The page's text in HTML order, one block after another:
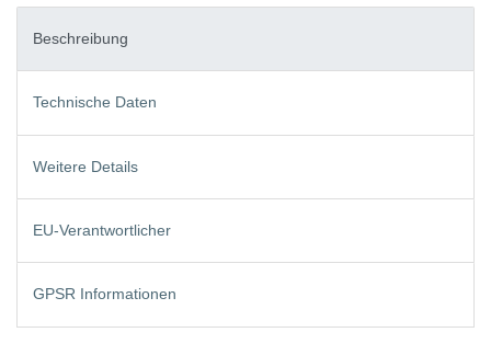
Beschreibung
Technische Daten
Weitere Details
EU-Verantwortlicher
GPSR Informationen